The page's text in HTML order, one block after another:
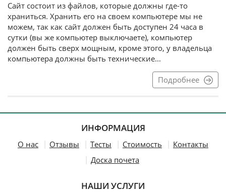
Сайт состоит из файлов, которые должны где-то
храниться. Хранить его на своем компьютере мы не
можем, так как сайт должен быть доступен 24 часа в
сутки (вы же компьютер выключаете), компьютер
должен быть сверх мощным, кроме этого, у владельца
компьютера должны быть технические...
Подробнее
ИНФОРМАЦИЯ
О нас Отзывы Тесты Стоимость
Контакты
Доска почета
НАШИ УСЛУГИ